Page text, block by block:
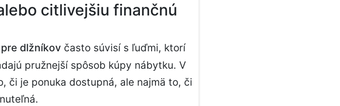
citlivejšiu finančnú
dlžníkov často súvisí s ľuďmi, ktorí
pružnejší spôsob kúpy nábytku. V
či je ponuka dostupná, ale najmä to, či